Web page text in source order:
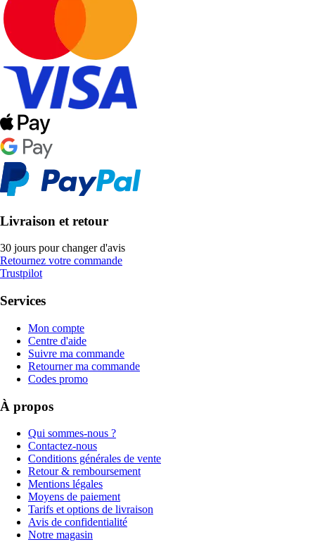
Livraison et retour
30 jours pour changer d'avis
Retournez votre commande
Trustpilot
Services
Mon compte
Centre d'aide
Suivre ma commande
Retourner ma commande
Codes promo
À propos
Qui sommes-nous ?
Contactez-nous
Conditions générales de vente
Retour & remboursement
Mentions légales
Moyens de paiement
Tarifs et options de livraison
Avis de confidentialité
Notre magasin